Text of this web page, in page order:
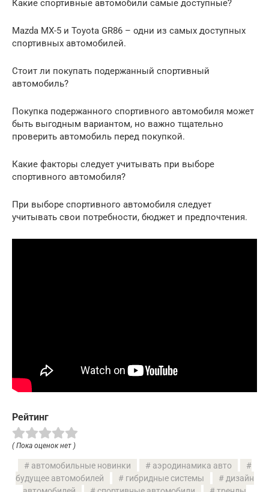
Какие спортивные автомобили самые доступные?
Mazda MX-5 и Toyota GR86 – одни из самых доступных
спортивных автомобилей.
Стоит ли покупать подержанный спортивный
автомобиль?
Покупка подержанного спортивного автомобиля может
быть выгодным вариантом, но важно тщательно
проверить автомобиль перед покупкой.
Какие факторы следует учитывать при выборе
спортивного автомобиля?
При выборе спортивного автомобиля следует
учитывать свои потребности, бюджет и предпочтения.
Рейтинг
( Пока оценок нет )
автомобильные новинки
аэродинамика авто
будущее автомобилей
гибридные системы
дизайн